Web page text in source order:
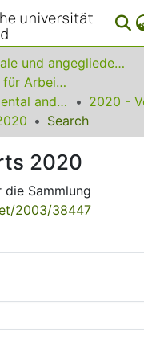
Zentrale und angegliederte Institute
Leibniz-Institut für Arbeitsforschung an der TU Dortmund
Excli - Experimental and Clinical Sciences
2020 -
Search
2020
die Sammlung
2003/38447